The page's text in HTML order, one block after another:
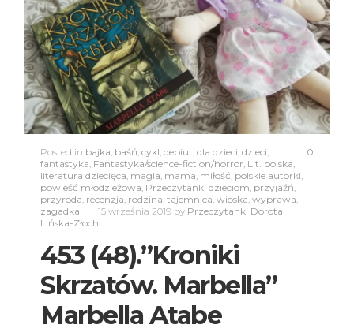
0
Posted in bajka, baśń, cykl, debiut, dla dzieci, dzieci,
fantastyka, Fantastyka/science-fiction/horror, Lit. polska,
literatura dziecięca, magia, mama, miłość, polskie autorki,
powieść młodzieżowa, Przeczytanki dzieciom, przyjaźń,
przyroda, recenzja, rodzina, tajemnica, wioska, wyprawa,
zagadka
15 września 2019 by Przeczytanki Dorota
Lińska-Złoch
453 (48).”Kroniki
Skrzatów. Marbella”
Marbella Atabe